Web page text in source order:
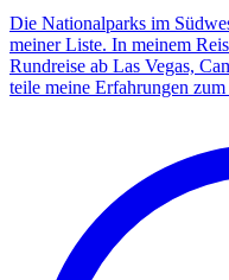
Die Nationalparks im
meiner Liste. In meinem
Rundreise ab Las Vegas,
teile meine Erfahrungen